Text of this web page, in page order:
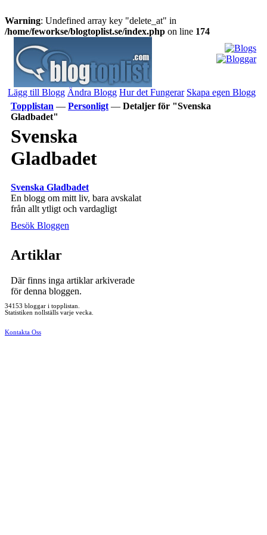
Warning: Undefined array key "delete_at" in
/home/feworkse/blogtoplist.se/index.php on line 174
Lägg till Blogg Ändra Blogg Hur det Fungerar Skapa egen Blogg
Topplistan — Personligt — Detaljer för "Svenska
Gladbadet"
Svenska
Gladbadet
Svenska Gladbadet
En blogg om mitt liv, bara avskalat
från allt ytligt och vardagligt
Besök Bloggen
Artiklar
Där finns inga artiklar arkiverade
för denna bloggen.
34153 bloggar i topplistan.
Statistiken nollställs varje vecka.
Kontakta Oss